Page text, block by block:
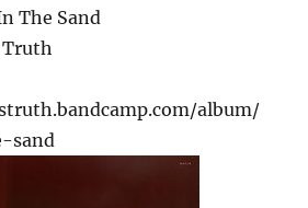
The Sand
Truth
album/
sand